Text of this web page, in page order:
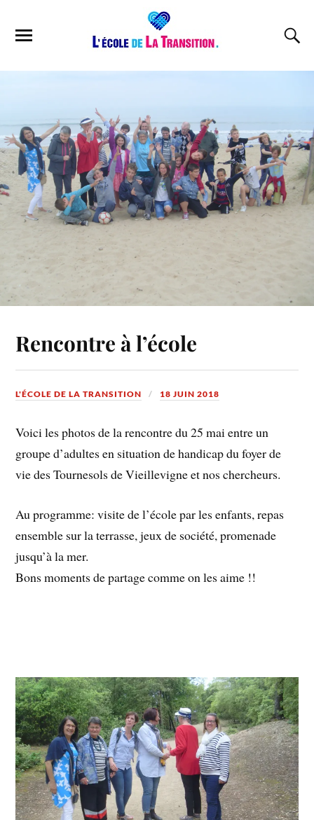
Rencontre à l’école
L'ÉCOLE DE LA TRANSITION 18 JUIN 2018
Voici les photos de la rencontre du 25 mai entre un
groupe d’adultes en situation de handicap du foyer de
vie des Tournesols de Vieillevigne et nos chercheurs.
Au programme: visite de l’école par les enfants, repas
ensemble sur la terrasse, jeux de société, promenade
jusqu’à la mer.
Bons moments de partage comme on les aime !!